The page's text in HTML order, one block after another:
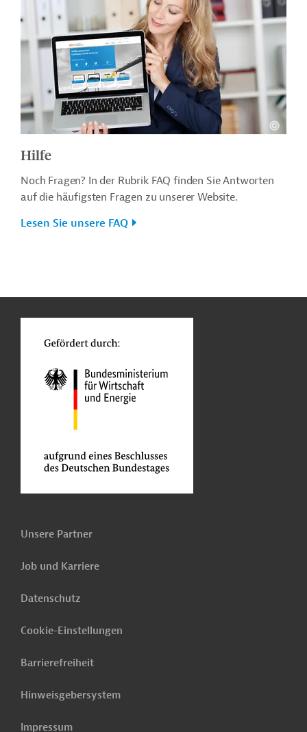
Hilfe
Noch Fragen? In der Rubrik FAQ finden Sie Antworten
auf die häufigsten Fragen zu unserer Website.
Lesen Sie unsere FAQ
Unsere Partner
Job und Karriere
Datenschutz
Cookie-Einstellungen
Barrierefreiheit
Hinweisgebersystem
Impressum